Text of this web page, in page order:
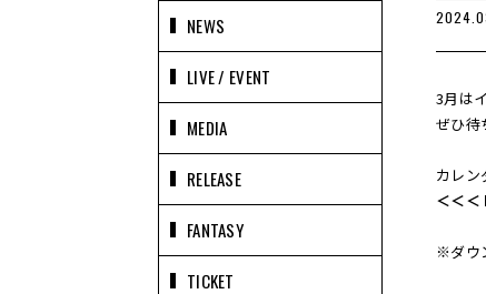
NEWS
LIVE / EVENT
MEDIA
RELEASE
FANTASY
TICKET
3月は
ぜひ待
カレ
＜＜＜
※ダウ